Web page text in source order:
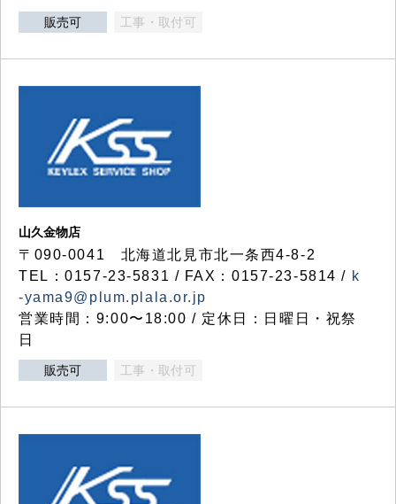
販売可 工事・取付可
山久金物店
〒090-0041 北海道北見市北一条西4-8-2
TEL：0157-23-5831 / FAX：0157-23-5814 / k
-yama9@plum.plala.or.jp
営業時間：9:00〜18:00 / 定休日：日曜日・祝祭
日
販売可 工事・取付可